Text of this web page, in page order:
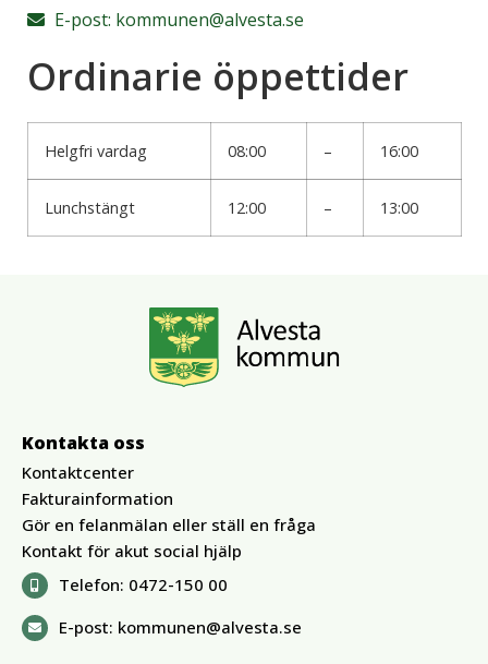
E-post: kommunen@alvesta.se
Ordinarie öppettider
Helgfri vardag 08:00 – 16:00
Lunchstängt 12:00 – 13:00
Kontakta oss
Kontaktcenter
Fakturainformation
Gör en felanmälan eller ställ en fråga
Kontakt för akut social hjälp
Telefon: 0472-150 00
E-post: kommunen@alvesta.se